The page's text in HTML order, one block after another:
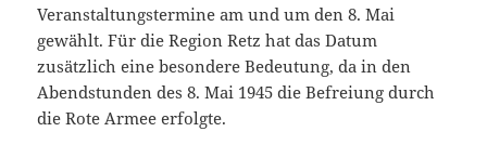
Veranstaltungstermine am und um den 8. Mai
gewählt. Für die Region Retz hat das Datum
zusätzlich eine besondere Bedeutung, da in den
Abendstunden des 8. Mai 1945 die Befreiung durch
die Rote Armee erfolgte.